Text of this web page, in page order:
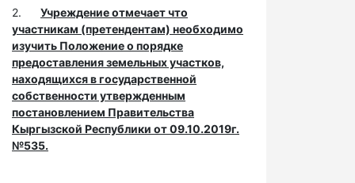
2. Учреждение отмечает что
участникам (претендентам) необходимо
изучить Положение о порядке
предоставления земельных участков,
находящихся в государственной
собственности утвержденным
постановлением Правительства
Кыргызской Республики от 09.10.2019г.
№535.